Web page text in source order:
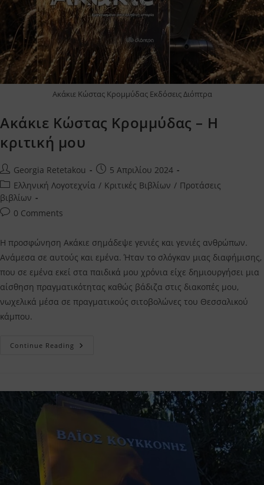
Ακάκιε Κώστας Κρομμύδας Εκδόσεις Διόπτρα
Ακάκιε Κώστας Κρομμύδας – Η
κριτική μου
Post
author:
Georgia Retetakou
Post
published:
5 Απριλίου 2024
Post
category:
Ελληνική Λογοτεχνία / Κριτικές Βιβλίων / Προτάσεις
βιβλίων
Post0 Comments
Η προσφώνηση Ακάκιε σημάδεψε γενιές και γενιές ανθρώπων.
Ανάμεσα σε αυτούς και εμένα. Ήταν το σλόγκαν μιας διαφήμισης,
που σε εμένα εκεί στα παιδικά μου χρόνια είχε δημιουργήσει μια
αίσθηση πραγματικότητας καθώς βάδιζα στις διακοπές μου,
νωχελικά μέσα σε πραγματικούς σιτοβολώνες του Θεσσαλικού
κάμπου.
Continue Reading Ακάκιε
Μου